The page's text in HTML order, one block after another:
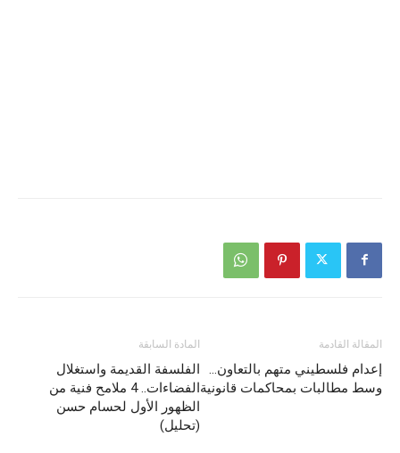
المادة السابقة
الفلسفة القديمة واستغلال
الفضاءات.. 4 ملامح فنية من
الظهور الأول لحسام حسن
(تحليل)
المقالة القادمة
إعدام فلسطيني متهم بالتعاون…
وسط مطالبات بمحاكمات قانونية